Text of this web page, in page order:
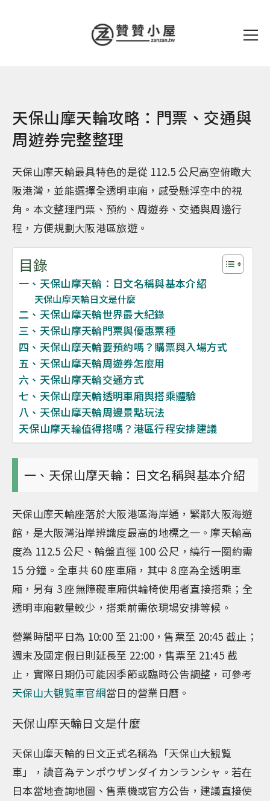
天保山摩天輪攻略：門票、交通與
周遊券完整整理
天保山摩天輪最具特色的是從 112.5 公尺高空俯瞰大
阪港灣，並能選擇全透明車廂，感受懸浮空中的視
角。本文整理門票、預約、周遊券、交通與周邊行
程，方便規劃大阪港區旅遊。
目錄
一、天保山摩天輪：日文名稱與基本介紹
天保山摩天輪日文是什麼
二、天保山摩天輪世界最大紀錄
三、天保山摩天輪門票與優惠票種
四、天保山摩天輪要預約嗎？購票與入場方式
五、天保山摩天輪周遊券怎麼用
六、天保山摩天輪交通方式
七、天保山摩天輪透明車廂與搭乘體驗
八、天保山摩天輪周邊景點玩法
天保山摩天輪值得搭嗎？港區行程安排建議
一、天保山摩天輪：日文名稱與基本介紹
天保山摩天輪座落於大阪港區海岸通，緊鄰大阪海遊
館，是大阪灣沿岸辨識度最高的地標之一。摩天輪高
度為 112.5 公尺、輪盤直徑 100 公尺，繞行一圈約需
15 分鐘。全車共 60 座車廂，其中 8 座為全透明車
廂，另有 3 座無障礙車廂供輪椅使用者直接搭乘；全
透明車廂數量較少，搭乘前需依現場安排等候。
營業時間平日為 10:00 至 21:00，售票至 20:45 截止；
週末及國定假日則延長至 22:00，售票至 21:45 截
止，實際日期仍可能因季節或臨時公告調整，可參考
天保山大観覧車官網當日的營業日曆。
天保山摩天輪日文是什麼
天保山摩天輪的日文正式名稱為「天保山大観覧
車」，讀音為テンポウザンダイカンランシャ。若在
日本當地查詢地圖、售票機或官方公告，建議直接使